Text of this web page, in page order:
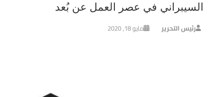
السيبراني في عصر العمل عن بُعد
رئيس التحرير مايو 18, 2020